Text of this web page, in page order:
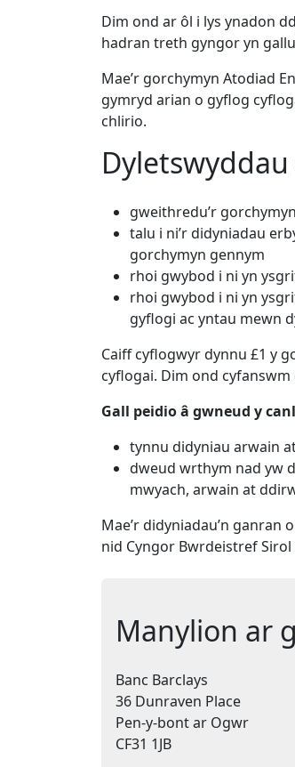
Dim ond ar ôl i lys ynadon
hadran treth gyngor yn
Mae’r gorchymyn Atodiad
gymryd arian o gyflog
chlirio.
gweithredu’r
talu i ni’r didyniadau
gorchymyn gennym
rhoi gwybod i ni yn
rhoi gwybod i ni yn
gyflogi ac yntau mewn
Caiff cyflogwyr dynnu £1 y
cyflogai. Dim ond
Gall peidio â gwneud y
tynnu didyniau arwain
dweud wrthym nad yw
mwyach, arwain at
Mae’r didyniadau’n ganran
nid Cyngor Bwrdeistref
Manylion ar
Banc Barclays
36 Dunraven Place
Pen-y-bont ar Ogwr
CF31 1JB